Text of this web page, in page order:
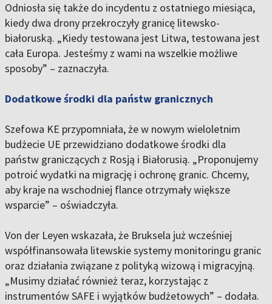
Odniosła się także do incydentu z ostatniego miesiąca,
kiedy dwa drony przekroczyły granicę litewsko-
białoruską. „Kiedy testowana jest Litwa, testowana jest
cała Europa. Jesteśmy z wami na wszelkie możliwe
sposoby” – zaznaczyła.
Dodatkowe środki dla państw granicznych
Szefowa KE przypomniała, że w nowym wieloletnim
budżecie UE przewidziano dodatkowe środki dla
państw graniczących z Rosją i Białorusią. „Proponujemy
potroić wydatki na migrację i ochronę granic. Chcemy,
aby kraje na wschodniej flance otrzymały większe
wsparcie” – oświadczyła.
Von der Leyen wskazała, że Bruksela już wcześniej
współfinansowała litewskie systemy monitoringu granic
oraz działania związane z polityką wizową i migracyjną.
„Musimy działać również teraz, korzystając z
instrumentów SAFE i wyjątków budżetowych” – dodała.